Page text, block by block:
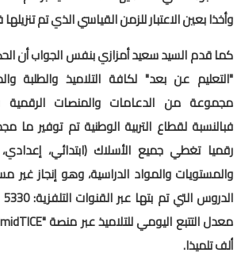
امتحانات مهنية
التفتيش
باكالوريا
التعليم عن بعد
وأخذا بعين الاعتبار للزمن القياسي الذي تم
كما قدم السيد سعيد أمزازي بنفس الجواب أن
"التعليم عن بعد" لكافة التلاميذ والطلبة
مجموعة من الدعامات والمنصات الرقمية
رقميا تغطي جميع الأسلاك (ابتدائي،
والمستويات والمواد الدراسية، وهو إنجاز
ألف تلميذا.